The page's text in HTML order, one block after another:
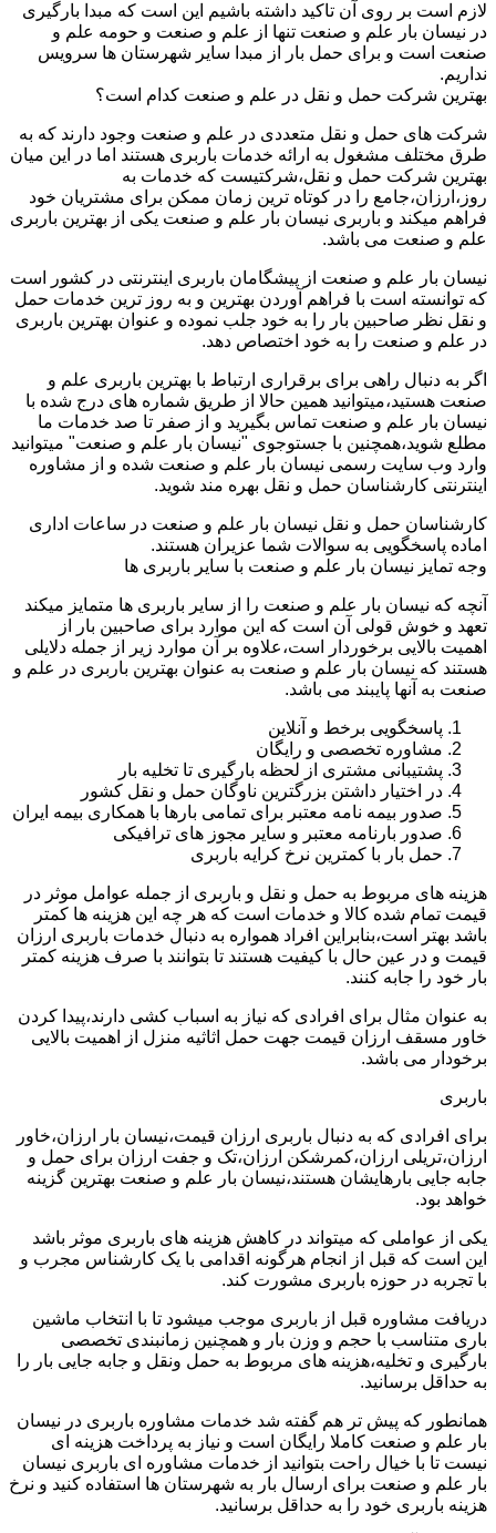
لازم است بر روی آن تاکید داشته باشیم این است که مبدا بارگیری
در نیسان بار علم و صنعت تنها از علم و صنعت و حومه علم و
صنعت است و برای حمل بار از مبدا سایر شهرستان ها سرویس
نداریم.
بهترین شرکت حمل و نقل در علم و صنعت کدام است؟
شرکت های حمل و نقل متعددی در علم و صنعت وجود دارند که به
طرق مختلف مشغول به ارائه خدمات باربری هستند اما در این میان
بهترین شرکت حمل و نقل،شرکتیست که خدمات به
روز،ارزان،جامع را در کوتاه ترین زمان ممکن برای مشتریان خود
فراهم میکند و باربری نیسان بار علم و صنعت یکی از بهترین باربری
علم و صنعت می باشد.
نیسان بار علم و صنعت از پیشگامان باربری اینترنتی در کشور است
که توانسته است با فراهم آوردن بهترین و به روز ترین خدمات حمل
و نقل نظر صاحبین بار را به خود جلب نموده و عنوان بهترین باربری
در علم و صنعت را به خود اختصاص دهد.
اگر به دنبال راهی برای برقراری ارتباط با بهترین باربری علم و
صنعت هستید،میتوانید همین حالا از طریق شماره های درج شده با
نیسان بار علم و صنعت تماس بگیرید و از صفر تا صد خدمات ما
مطلع شوید،همچنین با جستوجوی "نیسان بار علم و صنعت" میتوانید
وارد وب سایت رسمی نیسان بار علم و صنعت شده و از مشاوره
اینترنتی کارشناسان حمل و نقل بهره مند شوید.
کارشناسان حمل و نقل نیسان بار علم و صنعت در ساعات اداری
اماده پاسخگویی به سوالات شما عزیران هستند.
وجه تمایز نیسان بار علم و صنعت با سایر باربری ها
آنچه که نیسان بار علم و صنعت را از سایر باربری ها متمایز میکند
تعهد و خوش قولی آن است که این موارد برای صاحبین بار از
اهمیت بالایی برخوردار است،علاوه بر آن موارد زیر از جمله دلایلی
هستند که نیسان بار علم و صنعت به عنوان بهترین باربری در علم و
صنعت به آنها پایبند می باشد.
پاسخگویی برخط و آنلاین
مشاوره تخصصی و رایگان
پشتیبانی مشتری از لحظه بارگیری تا تخلیه بار
در اختیار داشتن بزرگترین ناوگان حمل و نقل کشور
صدور بیمه نامه معتبر برای تمامی بارها با همکاری بیمه ایران
صدور بارنامه معتبر و سایر مجوز های ترافیکی
حمل بار با کمترین نرخ کرایه باربری
هزینه های مربوط به حمل و نقل و باربری از جمله عوامل موثر در
قیمت تمام شده کالا و خدمات است که هر چه این هزینه ها کمتر
باشد بهتر است،بنابراین افراد همواره به دنبال خدمات باربری ارزان
قیمت و در عین حال با کیفیت هستند تا بتوانند با صرف هزینه کمتر
بار خود را جابه کنند.
به عنوان مثال برای افرادی که نیاز به اسباب کشی دارند،پیدا کردن
خاور مسقف ارزان قیمت جهت حمل اثاثیه منزل از اهمیت بالایی
برخودار می باشد.
باربری
برای افرادی که به دنبال باربری ارزان قیمت،نیسان بار ارزان،خاور
ارزان،تریلی ارزان،کمرشکن ارزان،تک و جفت ارزان برای حمل و
جابه جایی بارهایشان هستند،نیسان بار علم و صنعت بهترین گزینه
خواهد بود.
یکی از عواملی که میتواند در کاهش هزینه های باربری موثر باشد
این است که قبل از انجام هرگونه اقدامی با یک کارشناس مجرب و
با تجربه در حوزه باربری مشورت کند.
دریافت مشاوره قبل از باربری موجب میشود تا با انتخاب ماشین
باری متناسب با حجم و وزن بار و همچنین زمانبندی تخصصی
بارگیری و تخلیه،هزینه های مربوط به حمل ونقل و جابه جایی بار را
به حداقل برسانید.
همانطور که پیش تر هم گفته شد خدمات مشاوره باربری در نیسان
بار علم و صنعت کاملا رایگان است و نیاز به پرداخت هزینه ای
نیست تا با خیال راحت بتوانید از خدمات مشاوره ای باربری نیسان
بار علم و صنعت برای ارسال بار به شهرستان ها استفاده کنید و نرخ
هزینه باربری خود را به حداقل برسانید.